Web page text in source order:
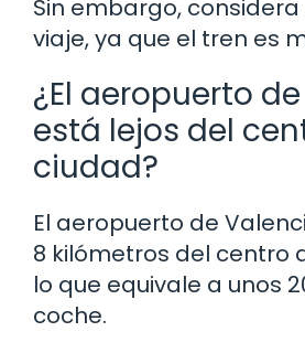
Sin embargo,
viaje, ya que el tren es
¿El aeropuerto
está lejos del
ciudad?
El aeropuerto de
8 kilómetros del centro
lo que equivale a unos
coche.